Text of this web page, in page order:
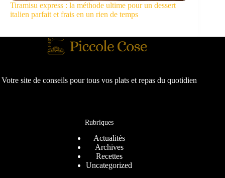
Tiramisu express : la méthode ultime pour un dessert
italien parfait et frais en un rien de temps
Votre site de conseils pour tous vos plats et repas du quotidien
Rubriques
Actualités
Archives
Recettes
Uncategorized